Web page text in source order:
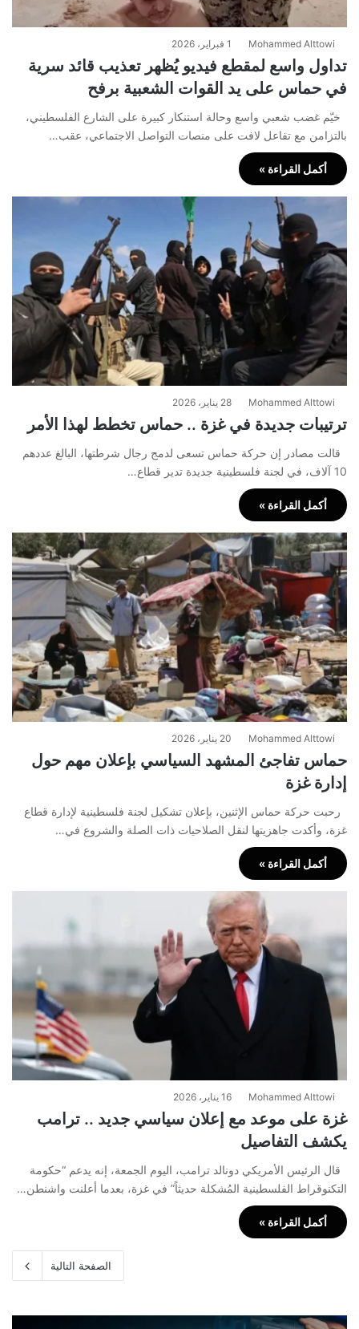
Mohammed Alttowi 1 فبراير، 2026
تداول واسع لمقطع فيديو يُظهر تعذيب قائد سرية
في حماس على يد القوات الشعبية برفح
خيّم غضب شعبي واسع وحالة استنكار كبيرة على الشارع الفلسطيني،
بالتزامن مع تفاعل لافت على منصات التواصل الاجتماعي، عقب…
أكمل القراءة »
Mohammed Alttowi 28 يناير، 2026
ترتيبات جديدة في غزة .. حماس تخطط لهذا الأمر
قالت مصادر إن حركة حماس تسعى لدمج رجال شرطتها، البالغ عددهم
10 آلاف، في لجنة فلسطينية جديدة تدير قطاع…
أكمل القراءة »
Mohammed Alttowi 20 يناير، 2026
حماس تفاجئ المشهد السياسي بإعلان مهم حول
إدارة غزة
رحبت حركة حماس الإثنين، بإعلان تشكيل لجنة فلسطينية لإدارة قطاع
غزة، وأكدت جاهزيتها لنقل الصلاحيات ذات الصلة والشروع في…
أكمل القراءة »
Mohammed Alttowi 16 يناير، 2026
غزة على موعد مع إعلان سياسي جديد .. ترامب
يكشف التفاصيل
قال الرئيس الأمريكي دونالد ترامب، اليوم الجمعة، إنه يدعم “حكومة
التكنوقراط الفلسطينية المُشكلة حديثاً” في غزة، بعدما أعلنت واشنطن…
أكمل القراءة »
الصفحة التالية